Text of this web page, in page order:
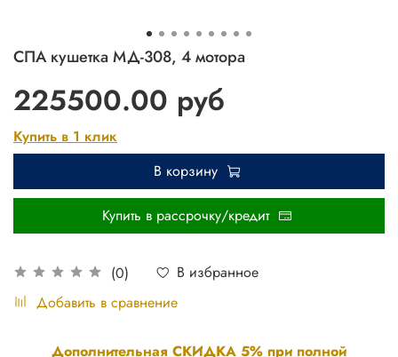
СПА кушетка МД-308, 4 мотора
(0)
В избранное
Добавить в сравнение
225500.00 руб
Купить в 1 клик
В корзину
Купить в рассрочку/кредит
Дополнительная СКИДКА 5% при полной